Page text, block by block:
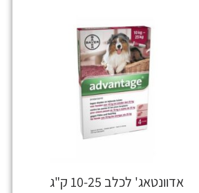
אדוונטאג' לכלב 10-25 ק"ג